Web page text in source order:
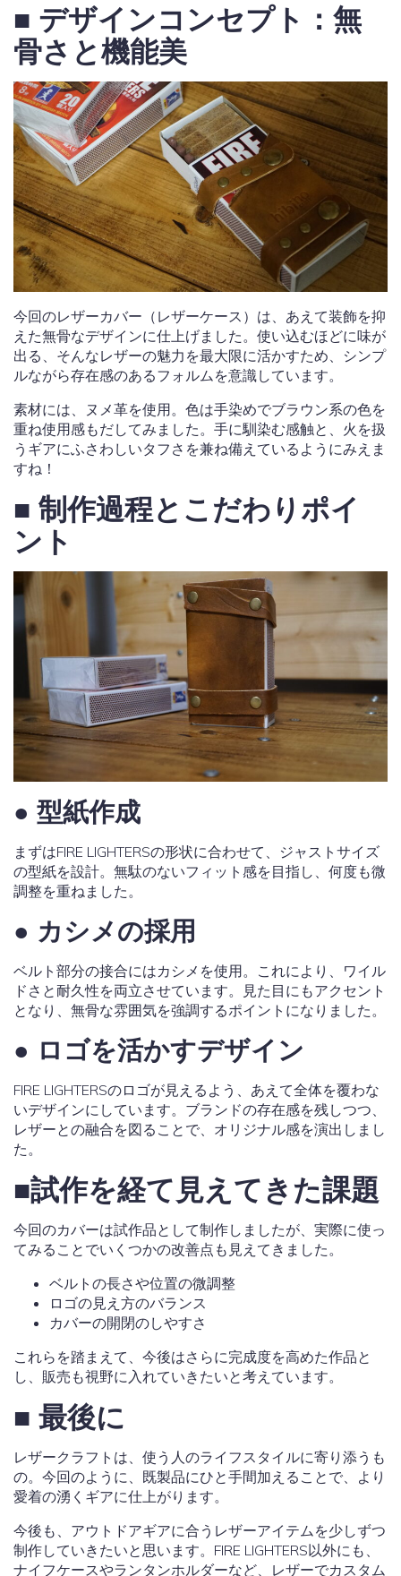
■ デザインコンセプト：無
骨さと機能美
今回のレザーカバー（レザーケース）は、あえて装飾を抑
えた無骨なデザインに仕上げました。使い込むほどに味が
出る、そんなレザーの魅力を最大限に活かすため、シンプ
ルながら存在感のあるフォルムを意識しています。
素材には、ヌメ革を使用。色は手染めでブラウン系の色を
重ね使用感もだしてみました。手に馴染む感触と、火を扱
うギアにふさわしいタフさを兼ね備えているようにみえま
すね！
■ 制作過程とこだわりポイ
ント
● 型紙作成
まずはFIRE LIGHTERSの形状に合わせて、ジャストサイズ
の型紙を設計。無駄のないフィット感を目指し、何度も微
調整を重ねました。
● カシメの採用
ベルト部分の接合にはカシメを使用。これにより、ワイル
ドさと耐久性を両立させています。見た目にもアクセント
となり、無骨な雰囲気を強調するポイントになりました。
● ロゴを活かすデザイン
FIRE LIGHTERSのロゴが見えるよう、あえて全体を覆わな
いデザインにしています。ブランドの存在感を残しつつ、
レザーとの融合を図ることで、オリジナル感を演出しまし
た。
■試作を経て見えてきた課題
今回のカバーは試作品として制作しましたが、実際に使っ
てみることでいくつかの改善点も見えてきました。
ベルトの長さや位置の微調整
ロゴの見え方のバランス
カバーの開閉のしやすさ
これらを踏まえて、今後はさらに完成度を高めた作品と
し、販売も視野に入れていきたいと考えています。
■ 最後に
レザークラフトは、使う人のライフスタイルに寄り添うも
の。今回のように、既製品にひと手間加えることで、より
愛着の湧くギアに仕上がります。
今後も、アウトドアギアに合うレザーアイテムを少しずつ
制作していきたいと思います。FIRE LIGHTERS以外にも、
ナイフケースやランタンホルダーなど、レザーでカスタム